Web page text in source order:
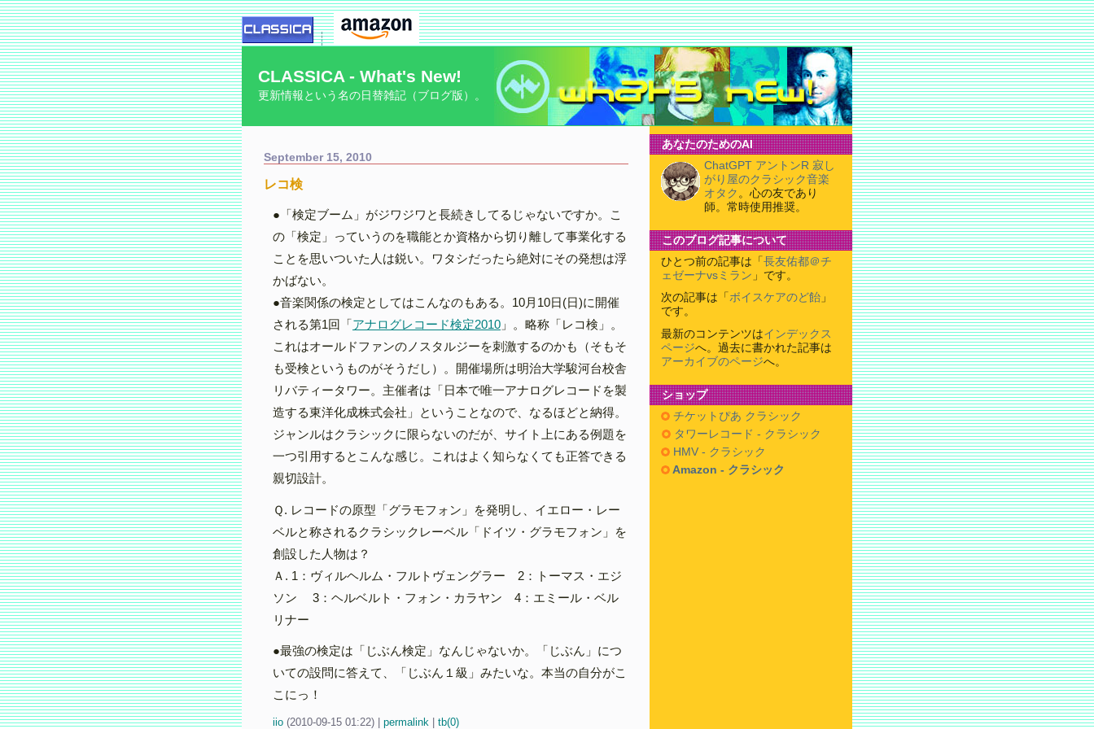
CLASSICA - What's New!
更新情報という名の日替雑記（ブログ版）。
September 15, 2010
レコ検
●「検定ブーム」がジワジワと長続きしてるじゃないですか。こ
の「検定」っていうのを職能とか資格から切り離して事業化する
ことを思いついた人は鋭い。ワタシだったら絶対にその発想は浮
かばない。
●音楽関係の検定としてはこんなのもある。10月10日(日)に開催
される第1回「アナログレコード検定2010 」。略称「レコ検」。
これはオールドファンのノスタルジーを刺激するのかも（そもそ
も受検というものがそうだし）。開催場所は明治大学駿河台校舎
リバティータワー。主催者は「日本で唯一アナログレコードを製
造する東洋化成株式会社」ということなので、なるほどと納得。
ジャンルはクラシックに限らないのだが、サイト上にある例題を
一つ引用するとこんな感じ。これはよく知らなくても正答できる
親切設計。
Ｑ. レコードの原型「グラモフォン」を発明し、イエロー・レー
ベルと称されるクラシックレーベル「ドイツ・グラモフォン」を
創設した人物は？
Ａ. 1：ヴィルヘルム・フルトヴェングラー 2：トーマス・エジ
ソン 3：ヘルベルト・フォン・カラヤン 4：エミール・ベル
リナー
●最強の検定は「じぶん検定」なんじゃないか。「じぶん」につ
いての設問に答えて、「じぶん１級」みたいな。本当の自分がこ
こにっ！
iio (2010-09-15 01:22) permalink tb(0)
あなたのためのAI
ChatGPT アントンR 寂し
がり屋のクラシック音楽
オタク 。心の友であり
師。常時使用推奨。
このブログ記事について
ひとつ前の記事は「 長友佑都＠チ
ェゼーナvsミラン 」です。
次の記事は「 ボイスケアのど飴 」
です。
最新のコンテンツはインデックス
ページへ。過去に書かれた記事は
アーカイブのページへ。
ショップ
チケットぴあ クラシック
タワーレコード - クラシック
HMV - クラシック
Amazon - クラシック